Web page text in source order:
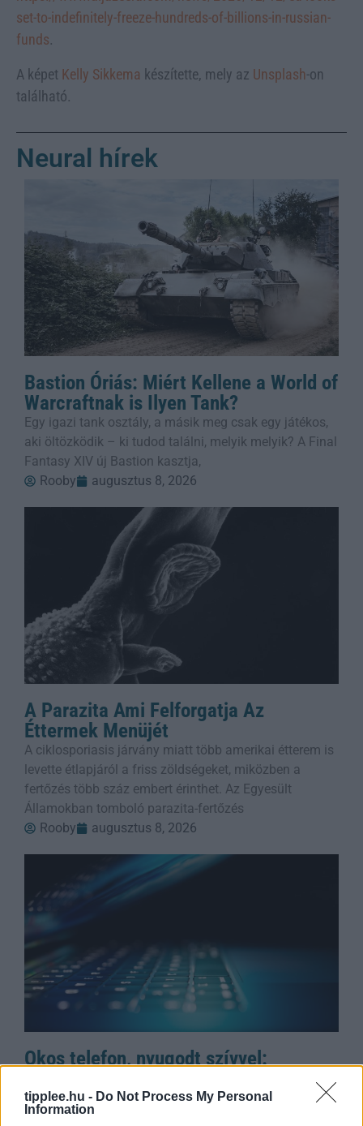
tipplee.hu - Do Not Process My Personal
Information
set-to-indefinitely-freeze-hundreds-of-billions-in-russian-
funds.
A képet Kelly Sikkema készítette, mely az Unsplash-on
található.
Neural hírek
Bastion Óriás: Miért Kellene a World of
Warcraftnak is Ilyen Tank?
Egy igazi tank osztály, a másik meg csak egy játékos,
aki öltözködik – ki tudod találni, melyik melyik? A Final
Fantasy XIV új Bastion kasztja,
Rooby
augusztus 8, 2026
A Parazita Ami Felforgatja Az
Éttermek Menüjét
A ciklosporiasis járvány miatt több amerikai étterem is
levette étlapjáról a friss zöldségeket, miközben a
fertőzés több száz embert érinthet. Az Egyesült
Államokban tomboló parazita-fertőzés
Rooby
augusztus 8, 2026
Okos telefon, nyugodt szívvel:
Az okostelefonok mára mindennapi életünk
nélkülözhetetlen részévé váltak, hiszen pénzügyeinket,